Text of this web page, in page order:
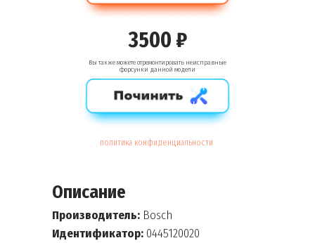
Вы также можете отремонтировать неисправные
форсунки данной модели
3500 ₽
политика конфиденциальности
Производитель: Bosch
Идентификатор: 0445120020
Описание